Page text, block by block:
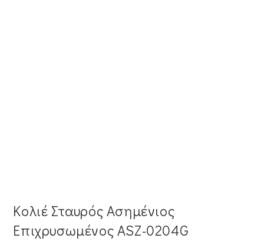
Κολιέ Σταυρός Ασημένιος
Επιχρυσωμένος ASZ-0204G